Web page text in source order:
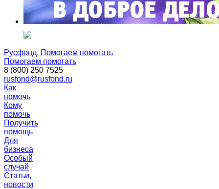
Русфонд. Помогаем помогать
Помогаем помогать
8 (800) 250 7525
rusfond@rusfond.ru
Как
помочь
Кому
помочь
Получить
помощь
Для
бизнеса
Особый
случай
Статьи,
новости